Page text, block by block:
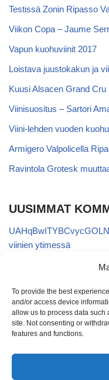
To provide the best
and/or access device
allow us to process data
site. Not consenting or
features and functions.
Testissä Zonin Ripasso
Viikon Copa – Jaume
Vapun kuohuviinit 2017
Loistava juustokakun ja
Kuusi Alsacen Grand
Viinisuositus – Sartori
Viini-lehden vuoden
Armigero Valpolicella
Ravintola Grotesk
UUSIMMAT
viinien ytimessä
AnonymousonKyläviini
Tudelilla Crianza 2018
CopatintoonKyläviini